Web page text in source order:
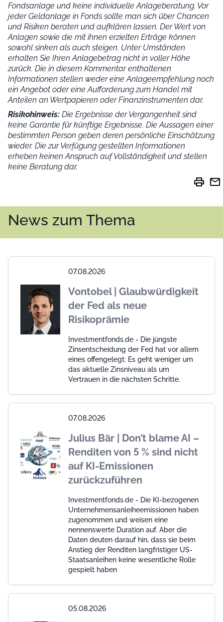
Fondsanlage und keine individuelle Anlageberatung. Vor
jeder Geldanlage in Fonds sollte man sich über Chancen
und Risiken beraten und aufklären lassen. Der Wert von
Anlagen sowie die mit ihnen erzielten Erträge können
sowohl sinken als auch steigen. Unter Umständen
erhalten Sie Ihren Anlagebetrag nicht in voller Höhe
zurück. Die in diesem Kommentar enthaltenen
Informationen stellen weder eine Anlageempfehlung noch
ein Angebot oder eine Aufforderung zum Handel mit
Anteilen an Wertpapieren oder Finanzinstrumenten dar.
Risikohinweis: Die Ergebnisse der Vergangenheit sind
keine Garantie für künftige Ergebnisse. Die Aussagen einer
bestimmten Person geben deren persönliche Einschätzung
wieder. Die zur Verfügung gestellten Informationen
erheben keinen Anspruch auf Vollständigkeit und stellen
keine Beratung dar.
print mail
News zum Thema
07.08.2026
Vontobel | Glaubwürdigkeit
der Fed als neue
Risikoprämie
Investmentfonds.de - Die jüngste
Zinsentscheidung der Fed hat vor allem
eines offengelegt: Es geht weniger um
das aktuelle Zinsniveau als um
Vertrauen in die nächsten Schritte.
07.08.2026
Julius Bär | Don’t blame AI –
Renditen von 5 % sind nicht
auf KI-Emissionen
zurückzuführen
Investmentfonds.de - Die KI-bezogenen
Unternehmensanleiheemissionen haben
zugenommen und weisen eine
nennenswerte Duration auf. Aber die
Daten deuten darauf hin, dass sie beim
Anstieg der Renditen langfristiger US-
Staatsanleihen keine wesentliche Rolle
gespielt haben
05.08.2026